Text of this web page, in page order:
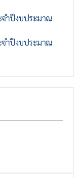
ำปีงบประมาณ
ำปีงบประมาณ